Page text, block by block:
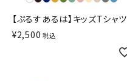
【ぷるすあるは】キッズTシャツ
¥2,500 税込